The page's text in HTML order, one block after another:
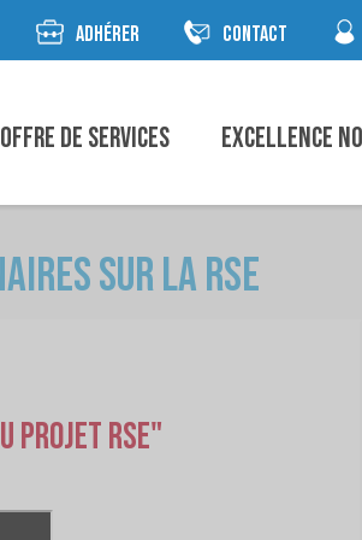
ADHÉRER CONTACT
Offre de Services Excellence
sur la RSE
projet RSE"